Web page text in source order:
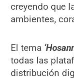
creyendo que
ambientes,
El tema
todas las
distribución